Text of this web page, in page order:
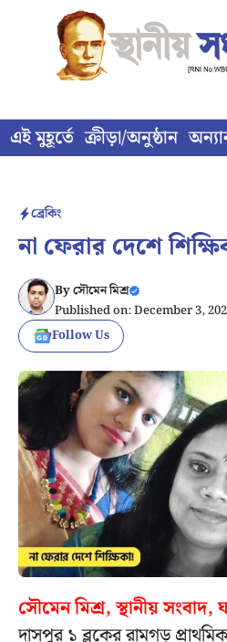
content
এই মুহূর্তে ক্রীড়া/অনুষ্ঠান
ব্রেকিং
না ফেরার দেশে
Byসৌমেন মিশ্র
Published on: December 3,
Follow Us
সৌমেন মিশ্র, স্থানীয় সংবাদ,
দাসপুর ১ ব্লকের রামগড়